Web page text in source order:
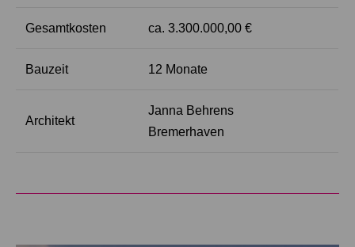
Gesamtkosten ca. 3.300.000,00 €
Bauzeit 12 Monate
Architekt
Janna Behrens
Bremerhaven